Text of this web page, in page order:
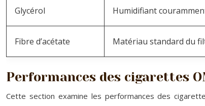
Glycérol Humidifiant
Fibre d’acétate Matériau standard du
Performances des cigarettes
Cette section examine les performances des